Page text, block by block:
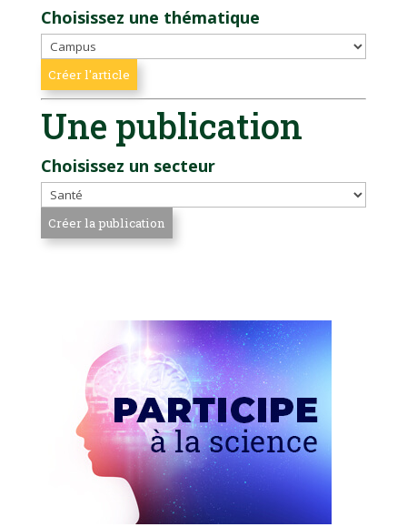
Choisissez une thématique
Une publication
Choisissez un secteur